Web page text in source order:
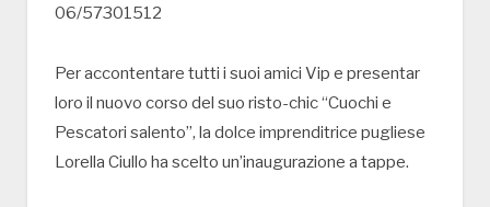
06/57301512
Per accontentare tutti i suoi amici Vip e presentar
loro il nuovo corso del suo risto-chic “Cuochi e
Pescatori salento”, la dolce imprenditrice pugliese
Lorella Ciullo ha scelto un’inaugurazione a tappe.